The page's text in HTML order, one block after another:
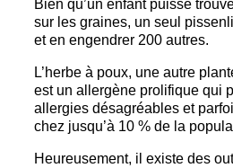
Bien qu’un enfant puisse
sur les graines, un seul
et en engendrer 200 autres.
L’herbe à poux, une autre
est un allergène prolifique qui
allergies désagréables et
chez jusqu’à 10 % de la
Heureusement, il existe des